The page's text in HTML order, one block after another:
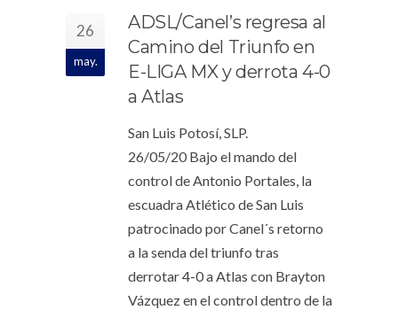
26
may.
ADSL/Canel’s regresa al
Camino del Triunfo en
E-LIGA MX y derrota 4-0
a Atlas
San Luis Potosí, SLP.
26/05/20 Bajo el mando del
control de Antonio Portales, la
escuadra Atlético de San Luis
patrocinado por Canel´s retorno
a la senda del triunfo tras
derrotar 4-0 a Atlas con Brayton
Vázquez en el control dentro de la